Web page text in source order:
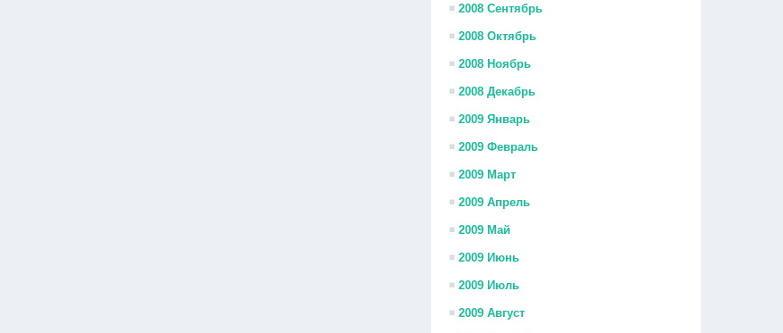
2008 Сентябрь
2008 Октябрь
2008 Ноябрь
2008 Декабрь
2009 Январь
2009 Февраль
2009 Март
2009 Апрель
2009 Май
2009 Июнь
2009 Июль
2009 Август